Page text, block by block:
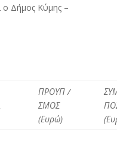
ο Δήμος Κύμης –
ΠΡΟΥΠ /
ΣΜΟΣ
(Ευρώ)
(